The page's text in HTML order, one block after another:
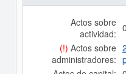
Actos sobre
actividad: 0
(!) Actos sobre
administradores: